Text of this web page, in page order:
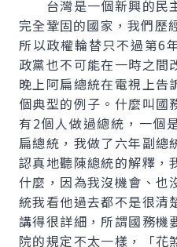
台灣是一個新興的民
完全鞏固的國家，我們歷
所以政權輪替只不過第6
政黨也不可能在一時之間
晚上阿扁總統在電視上告
個典型的例子。什麼叫國
有2個人做過總統，一個
扁總統，我做了六年副總
認真地聽陳總統的解釋，
什麼，因為我沒機會、也
統我看他過去都不是很清
講得很詳細，所謂國務機
院的規定不太一樣，「花